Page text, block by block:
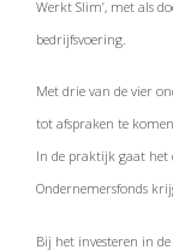
Werkt Slim’, met als
bedrijfsvoering.
Met drie van de vier
tot afspraken te
In de praktijk gaat
Ondernemersfonds
Bij het investeren in